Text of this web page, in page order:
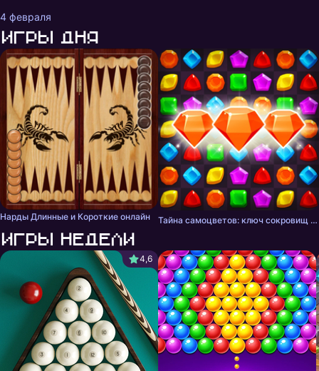
4 февраля
Игры дня
Нарды Длинные и Короткие онлайн Тайна самоцветов: ключ сокровищ - три в ряд
Игры недели
4,6